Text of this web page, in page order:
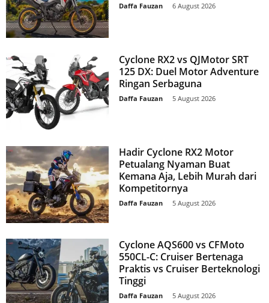
Daffa Fauzan 6 August 2026
Cyclone RX2 vs QJMotor SRT
125 DX: Duel Motor Adventure
Ringan Serbaguna
Daffa Fauzan 5 August 2026
Hadir Cyclone RX2 Motor
Petualang Nyaman Buat
Kemana Aja, Lebih Murah dari
Kompetitornya
Daffa Fauzan 5 August 2026
Cyclone AQS600 vs CFMoto
550CL-C: Cruiser Bertenaga
Praktis vs Cruiser Berteknologi
Tinggi
Daffa Fauzan 5 August 2026